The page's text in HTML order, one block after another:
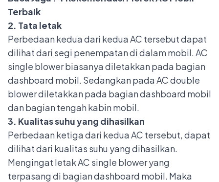
Terbaik
2. Tata letak
Perbedaan kedua dari kedua AC tersebut dapat
dilihat dari segi penempatan di dalam mobil. AC
single blower biasanya diletakkan pada bagian
dashboard mobil. Sedangkan pada AC double
blower diletakkan pada bagiandashboard mobil
dan bagian tengah kabin mobil.
3. Kualitas suhu yang dihasilkan
Perbedaan ketiga dari kedua AC tersebut, dapat
dilihat dari kualitas suhu yang dihasilkan.
Mengingat letak AC single blower yang
terpasang di bagian dashboard mobil. Maka